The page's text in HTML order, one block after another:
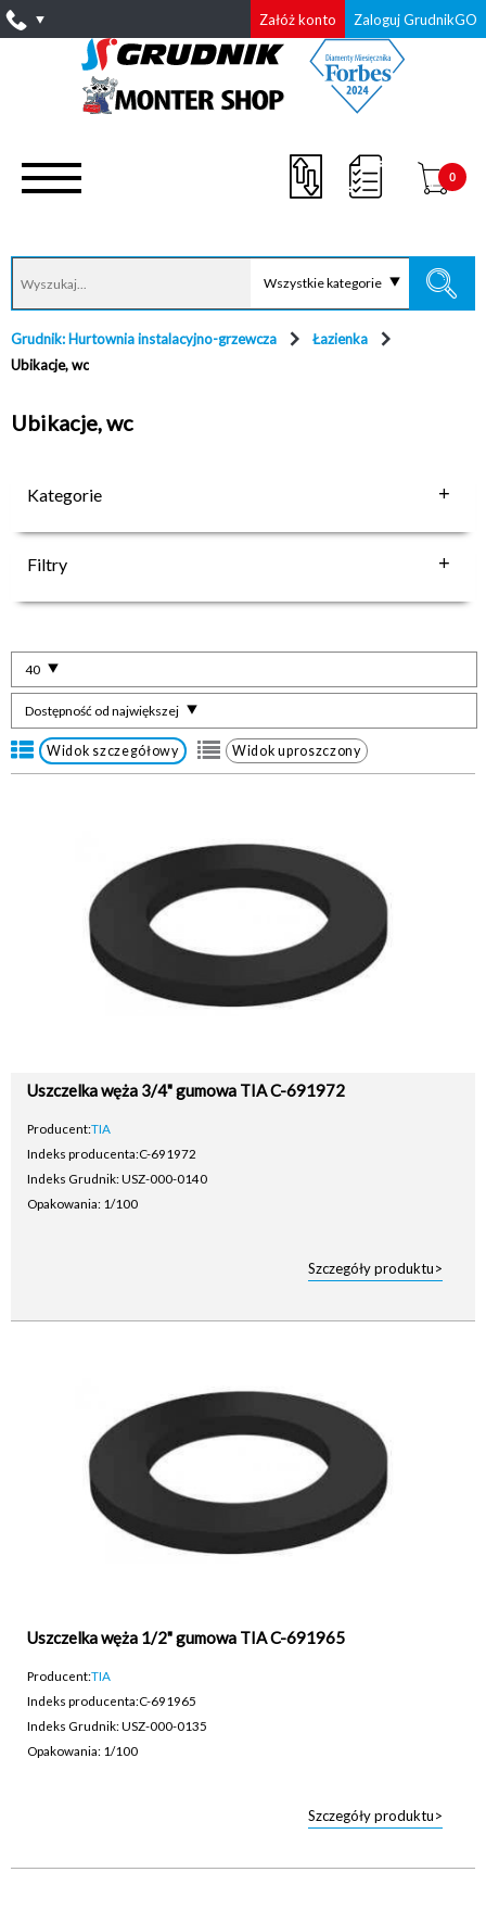
Załóż konto Zaloguj GrudnikGO
Wszystkie kategorie
0
Grudnik: Hurtownia instalacyjno-grzewcza
Łazienka
Ubikacje, wc
Ubikacje, wc
Kategorie
Filtry
Dostępność od największej
40
Widok szczegółowy Widok uproszczony
Uszczelka węża 3/4" gumowa TIA C-691972
Producent:TIA
Indeks producenta:C-691972
Indeks Grudnik: USZ-000-0140
Opakowania: 1/100
Szczegóły produktu>
Uszczelka węża 1/2" gumowa TIA C-691965
Producent:TIA
Indeks producenta:C-691965
Indeks Grudnik: USZ-000-0135
Opakowania: 1/100
Szczegóły produktu>